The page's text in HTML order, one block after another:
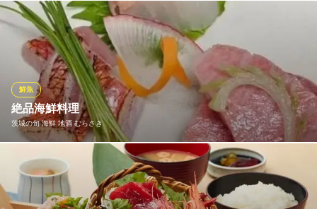
朝の市場をウロウロ…新鮮な旬の魚を是非ご堪能ください。
厳選日本酒・刺身とおでん 洞峰はなび
一年中おでん屋＿魚処
つくばエクスプレスつくば駅 車5分
茨城県つくば市二の宮2-14-15
絶品海鮮料理
茨城の旬 海鮮 地酒 むらさき
鮮魚
茨城以外からも旬の魚介類を用意しております。
茨城の旬 海鮮 地酒 むらさき